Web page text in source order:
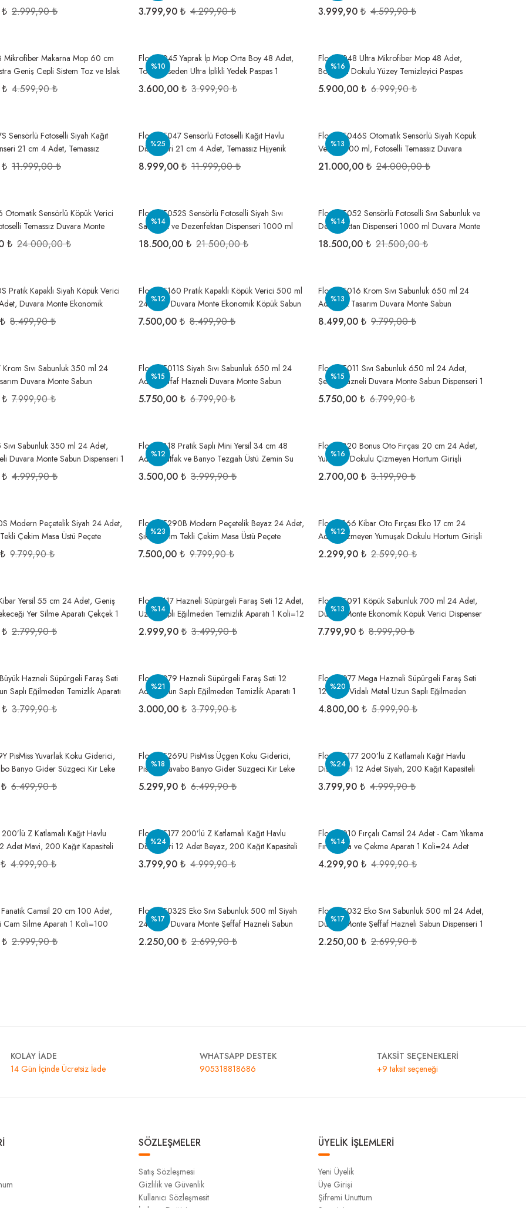
2.999,90 ₺
Zemin Paspas Yedeği 1 Koli=40 Adet
3.799,90 ₺ 4.299,90 ₺
Zemin Paspas Yedeği 1 Koli=40 Adet
3.999,90 ₺ 4.599,90 ₺
Mikrofiber Makarna Mop 60 cm
Geniş Cepli Sistem Toz ve Islak
Yedeği 1 Koli=40 Adet
4.599,90 ₺
%10
Flora F045 Yaprak İp Mop Orta Boy 48 Adet,
Toz Hapseden Ultra İplikli Yedek Paspas 1
Koli=48 Adet
3.600,00 ₺ 3.999,90 ₺
%16
Flora F048 Ultra Mikrofiber Mop 48 Adet,
Boğumlu Dokulu Yüzey Temizleyici Paspas
Yedeği ! Koli=48 Adet
5.900,00 ₺ 6.999,90 ₺
Sensörlü Fotoselli Siyah Kağıt
21 cm 4 Adet, Temassız
Verici 1 Koli=4 Adet (Adaptörlü)
11.999,00 ₺
%25
Flosoft F047 Sensörlü Fotoselli Kağıt Havlu
Dispenseri 21 cm 4 Adet, Temassız Hijyenik
Havlu Verici 1 Koli=4 Adet (Adaptörlü)
8.999,00 ₺ 11.999,00 ₺
%13
Flosoft F046S Otomatik Sensörlü Siyah Köpük
Verici 1000 ml, Fotoselli Temassız Duvara
Monte Köpük Dispenseri Sabunluk 1 Koli=12
21.000,00 ₺ 24.000,00 ₺
Otomatik Sensörlü Köpük Verici
Temassız Duvara Monte
Sabunluk 1 Koli=12 Adet
₺ 24.000,00 ₺
%14
Flosoft F052S Sensörlü Fotoselli Siyah Sıvı
Sabunluk ve Dezenfektan Dispenseri 1000 ml
Duvara Monte Otomatik Temassız Hijyen 1
Koli=12 Adet
18.500,00 ₺ 21.500,00 ₺
%14
Flosoft F052 Sensörlü Fotoselli Sıvı Sabunluk ve
Dezenfektan Dispenseri 1000 ml Duvara Monte
Otomatik Temassız Hijyen 1 Koli=12 Adet
18.500,00 ₺ 21.500,00 ₺
Pratik Kapaklı Siyah Köpük Verici
Duvara Monte Ekonomik
Dispenseri 1 Koli=24 Adet
8.499,90 ₺
%12
Flosoft F160 Pratik Kapaklı Köpük Verici 500 ml
24 Adet, Duvara Monte Ekonomik Köpük Sabun
Dispenseri 1 Koli=24 Adet
7.500,00 ₺ 8.499,90 ₺
%13
Flosoft F016 Krom Sıvı Sabunluk 650 ml 24
Adet, Şık Tasarım Duvara Monte Sabun
Dispenseri 1 Koli=24 Adet
8.499,00 ₺ 9.799,00 ₺
Sıvı Sabunluk 350 ml 24
Duvara Monte Sabun
Koli=24 Adet
7.999,90 ₺
%15
Flosoft F011S Siyah Sıvı Sabunluk 650 ml 24
Adet, Şeffaf Hazneli Duvara Monte Sabun
Dispenseri 1 Koli=24 Adet
5.750,00 ₺ 6.799,90 ₺
%15
Flosoft F011 Sıvı Sabunluk 650 ml 24 Adet,
Şeffaf Hazneli Duvara Monte Sabun Dispenseri 1
Koli=24 Adet
5.750,00 ₺ 6.799,90 ₺
Sabunluk 350 ml 24 Adet,
Duvara Monte Sabun Dispenseri 1
4.999,90 ₺
%12
Flora F318 Pratik Saplı Mini Yersil 34 cm 48
Adet, Mutfak ve Banyo Tezgah Üstü Zemin Su
Çekeceği Çekçek 1 Koli=48 Adet
3.500,00 ₺ 3.999,90 ₺
%16
Flora F320 Bonus Oto Fırçası 20 cm 24 Adet,
Yumuşak Dokulu Çizmeyen Hortum Girişli
Araba Yıkama Fırçası 1 Koli=24 Adet
2.700,00 ₺ 3.199,90 ₺
Modern Peçetelik Siyah 24 Adet,
Tekli Çekim Masa Üstü Peçete
Koli=24 Adet
9.799,90 ₺
%23
Flosoft F290B Modern Peçetelik Beyaz 24 Adet,
Şık Tasarım Tekli Çekim Masa Üstü Peçete
Dispenseri 1 Koli=24 Adet
7.500,00 ₺ 9.799,90 ₺
%12
Flora F166 Kibar Oto Fırçası Eko 17 cm 24
Adet, Çizmeyen Yumuşak Dokulu Hortum Girişli
Araba Yıkama Fırçası 1 Koli=24 Adet
2.299,90 ₺ 2.599,90 ₺
Yersil 55 cm 24 Adet, Geniş
Yer Silme Aparatı Çekçek 1
2.799,90 ₺
%14
Flora F117 Hazneli Süpürgeli Faraş Seti 12 Adet,
Uzun Saplı Eğilmeden Temizlik Aparatı 1 Koli=12
Adet
2.999,90 ₺ 3.499,90 ₺
%13
Flosoft F091 Köpük Sabunluk 700 ml 24 Adet,
Duvara Monte Ekonomik Köpük Verici Dispenser
1 Koli=24 Adet
7.799,90 ₺ 8.999,90 ₺
Hazneli Süpürgeli Faraş Seti
Saplı Eğilmeden Temizlik Aparatı
3.799,90 ₺
%21
Flora F079 Hazneli Süpürgeli Faraş Seti 12
Adet, Uzun Saplı Eğilmeden Temizlik Aparatı 1
Koli=12 Adet
3.000,00 ₺ 3.799,90 ₺
%20
Flora F077 Mega Hazneli Süpürgeli Faraş Seti
12 Adet, Vidalı Metal Uzun Saplı Eğilmeden
Temizlik Aparatı 1 Koli=12 Adet
4.800,00 ₺ 5.999,90 ₺
PisMiss Yuvarlak Koku Giderici,
Banyo Gider Süzgeci Kir Leke
Etkili 1 Koli=96 Adet
6.499,90 ₺
%18
Flosoft F269U PisMiss Üçgen Koku Giderici,
Pisuvar Lavabo Banyo Gider Süzgeci Kir Leke
Tutmaz 30 Gün Etkili 1 Koli=96 Adet
5.299,90 ₺ 6.499,90 ₺
%24
Flosoft F177 200’lü Z Katlamalı Kağıt Havlu
Dispenseri 12 Adet Siyah, 200 Kağıt Kapasiteli
Duvara Monte Hijyenik Havluluk 1 Koli=12 Adet
3.799,90 ₺ 4.999,90 ₺
Z Katlamalı Kağıt Havlu
Adet Mavi, 200 Kağıt Kapasiteli
Hijyenik Havluluk 1 Koli=12 Adet
4.999,90 ₺
%24
Flosoft F177 200’lü Z Katlamalı Kağıt Havlu
Dispenseri 12 Adet Beyaz, 200 Kağıt Kapasiteli
Duvara Monte Hijyenik Havluluk 1 Koli=12 Adet
3.799,90 ₺ 4.999,90 ₺
%14
Flora F010 Fırçalı Camsil 24 Adet - Cam Yıkama
Fırçalama ve Çekme Aparatı 1 Koli=24 Adet
4.299,90 ₺ 4.999,90 ₺
Camsil 20 cm 100 Adet,
Cam Silme Aparatı 1 Koli=100
2.999,90 ₺
%17
Flosoft F032S Eko Sıvı Sabunluk 500 ml Siyah
24 Adet, Duvara Monte Şeffaf Hazneli Sabun
Dispenseri 1 Koli=24 adet
2.250,00 ₺ 2.699,90 ₺
%17
Flosoft F032 Eko Sıvı Sabunluk 500 ml 24 Adet,
Duvara Monte Şeffaf Hazneli Sabun Dispenseri 1
Koli=24 adet
2.250,00 ₺ 2.699,90 ₺
KOLAY İADE
14 Gün İçinde Ücretsiz İade
WHATSAPP DESTEK
905318818686
TAKSİT SEÇENEKLERİ
+9 taksit seçeneği
SÖZLEŞMELER
Satış Sözleşmesi
Gizlilik ve Güvenlik
Kullanıcı Sözleşmesit
ÜYELİK İŞLEMLERİ
Yeni Üyelik
Üye Girişi
Şifremi Unuttum